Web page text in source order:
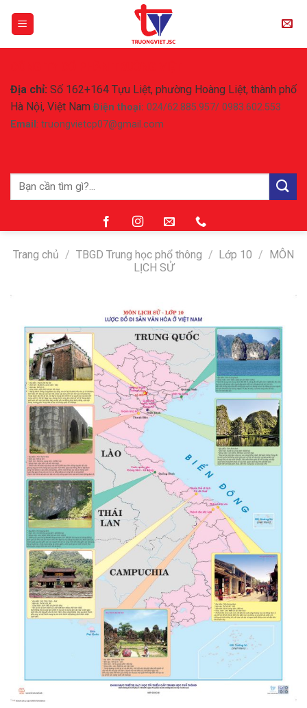
Địa chỉ: Số 162+164 Tựu Liệt, phường Hoàng Liệt, thành phố
Hà Nội, Việt Nam Điện thoại: 024/62.885.957/ 0983.602.553
Email : truongvietcp07@gmail.com
Tìm
Trang chủ / TBGD Trung học phổ thông / Lớp 10 /
MÔN
LỊCH SỬ